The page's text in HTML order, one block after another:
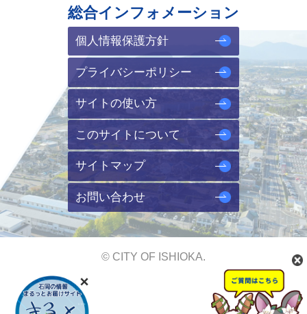
総合インフォメーション
個人情報保護方針
プライバシーポリシー
サイトの使い方
このサイトについて
サイトマップ
お問い合わせ
© CITY OF ISHIOKA.